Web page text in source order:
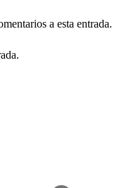
a esta entrada.